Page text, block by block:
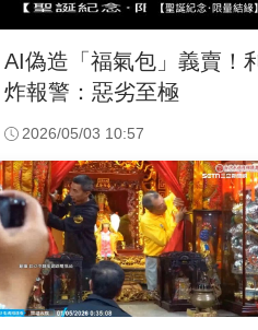
AI偽造「福氣包」義賣
炸報警：惡劣至極
2026/05/03 10:57